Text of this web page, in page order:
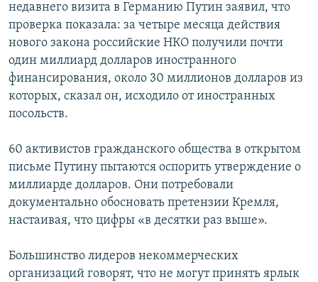
недавнего визита в Германию Путин заявил, что
проверка показала: за четыре месяца действия
нового закона российские НКО получили почти
один миллиард долларов иностранного
финансирования, около 30 миллионов долларов из
которых, сказал он, исходило от иностранных
посольств.
60 активистов гражданского общества в открытом
письме Путину пытаются оспорить утверждение о
миллиарде долларов. Они потребовали
документально обосновать претензии Кремля,
настаивая, что цифры «в десятки раз выше».
Большинство лидеров некоммерческих
организаций говорят, что не могут принять ярлык